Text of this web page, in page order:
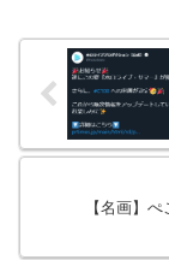
【名画】